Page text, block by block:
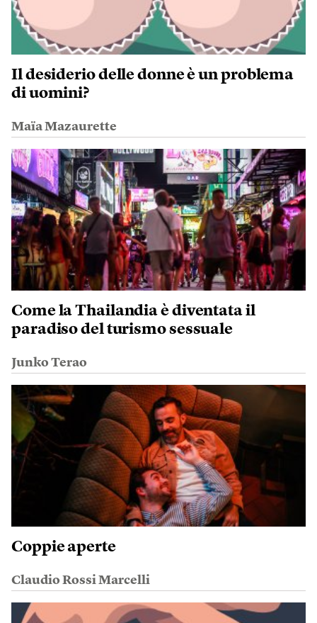
Il desiderio delle donne è un problema
di uomini?
Maïa Mazaurette
Come la Thailandia è diventata il
paradiso del turismo sessuale
Junko Terao
Coppie aperte
Claudio Rossi Marcelli